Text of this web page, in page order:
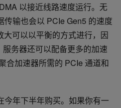
以接近线路速度运行。​无
输也会以 PCIe Gen5 的速度
可以以平衡的方式进行，因
务器还可以配备更多的加速
合加速器所需的 PCIe 通道和
今年下半年购买。如果你有一